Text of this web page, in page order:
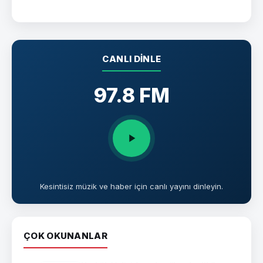
CANLI DINLE
97.8 FM
Kesintisiz müzik ve haber için canlı yayını dinleyin.
ÇOK OKUNANLAR